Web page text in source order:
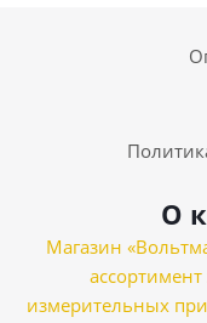
О
Магазин
измерительных